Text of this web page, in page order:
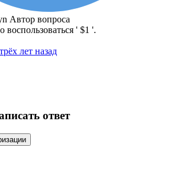
Автор вопроса
' $1 '.
лет назад
ответ